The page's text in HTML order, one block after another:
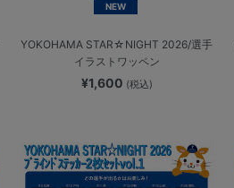
NEW
YOKOHAMA STAR☆NIGHT 2026/選手
イラストワッペン
¥1,600 (税込)